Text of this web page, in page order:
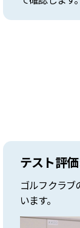
テスト評
ゴルフクラブ
います。